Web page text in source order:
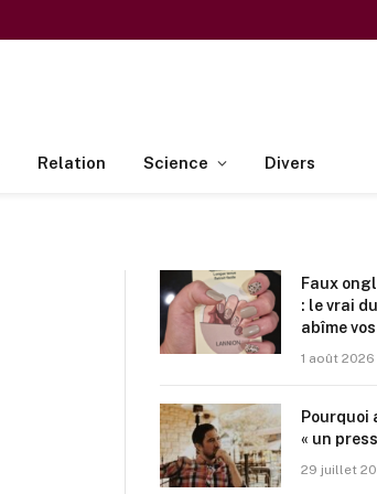
Relation Science Divers
Faux
: le vrai
abîme
1 août 2026
Pourquoi
« un
29 juillet